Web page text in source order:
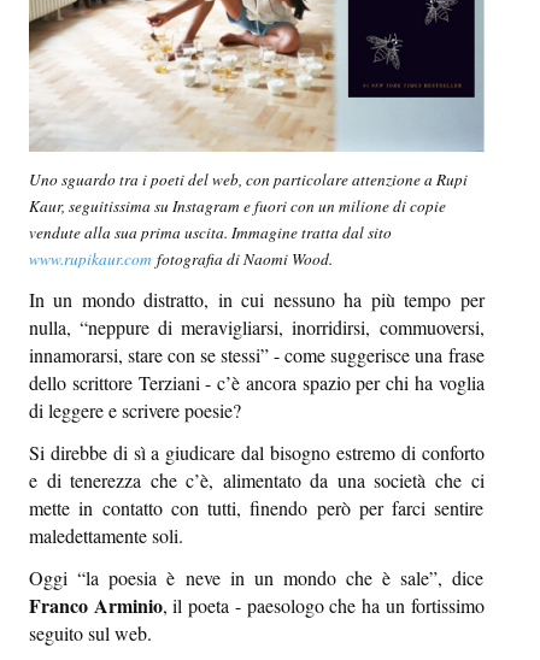
Oltre il presente
Oltre i sensi
Entro e non oltre
L’inviato di oltre
In-oltre
Racconti di viaggio
Quovadis
Epiquark
Epilibri
Boheme
Uno sguardo tra i poeti del web, con particolare attenzione a Rupi
Kaur, seguitissima su Instagram e fuori con un milione di copie
vendute alla sua prima uscita. Immagine tratta dal sito
www.rupikaur.com fotografia di Naomi Wood.
In un mondo distratto, in cui nessuno ha più tempo per
nulla, “neppure di meravigliarsi, inorridirsi, commuoversi,
innamorarsi, stare con se stessi” - come suggerisce una frase
dello scrittore Terziani - c’è ancora spazio per chi ha voglia
di leggere e scrivere poesie?
Si direbbe di sì a giudicare dal bisogno estremo di conforto
e di tenerezza che c’è, alimentato da una società che ci
mette in contatto con tutti, finendo però per farci sentire
maledettamente soli.
Oggi “la poesia è neve in un mondo che è sale”, dice
Franco Arminio, il poeta - paesologo che ha un fortissimo
seguito sul web.